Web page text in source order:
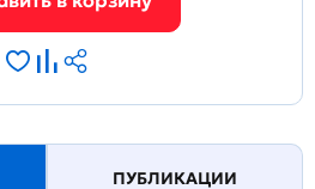
ПУБЛИКАЦИИ